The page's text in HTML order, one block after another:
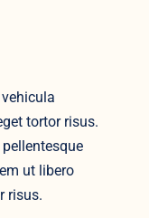
tortor risus.
ut libero
risus.